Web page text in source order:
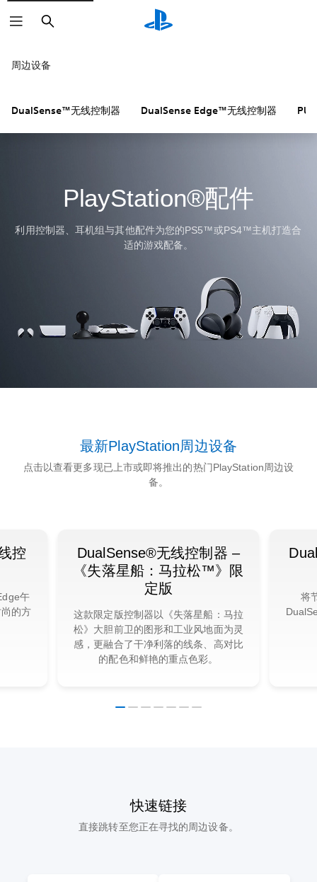
搜
索
周边设备
DualSense™无线控制器 DualSense Edge™无线控制器
PlayStation®配件
利用控制器、耳机组与其他配件为您的PS5™或PS4™主机打造合
适的游戏配备。
最新PlayStation周边设备
点击以查看更多现已上市或即将推出的热门PlayStation周边设
备。
DualSense®无线控制器 –
《失落星船：马拉松™》限
定版
这款限定版控制器以《失落星船：马拉
松》大胆前卫的图形和工业风地面为灵
感，更融合了干净利落的线条、高对比
的配色和鲜艳的重点色彩。
将
控
午
的方
快速链接
直接跳转至您正在寻找的周边设备。